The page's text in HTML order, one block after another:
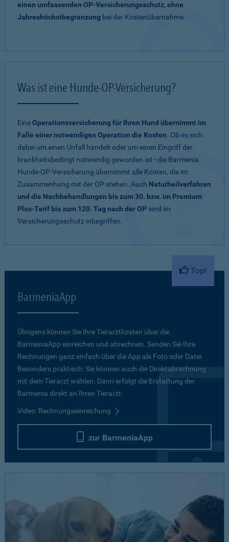
einen umfassenden OP-Versicherungsschutz, ohne
Jahreshöchstbegrenzung bei der Kostenübernahme.
Was ist eine Hunde-OP-Versicherung?
EineOperationsversicherung für Ihren Hund übernimmt im
Falle einer notwendigen Operation die Kosten. Ob es sich
dabei um einen Unfall handelt oder um einen Eingriff der
krankheitsbedingt notwendig geworden ist - die Barmenia
Hunde-OP-Versicherung übernimmt alle Kosten, die im
Zusammenhang mit der OP stehen. Auch Naturheilverfahren
und die Nachbehandlungen bis zum 30. bzw. im Premium
Plus-Tarif bis zum 120. Tag nach der OP sind im
Versicherungsschutz inbegriffen.
Top!
BarmeniaApp
Übrigens können Sie Ihre Tierarztkosten über die
BarmeniaApp einreichen und abrechnen. Senden Sie Ihre
Rechnungen ganz einfach über die App als Foto oder Datei.
Besonders praktisch: Sie können auch die Direktabrechnung
mit dem Tierarzt wählen. Dann erfolgt die Erstattung der
Barmenia direkt an Ihren Tierarzt.
Video: Rechnungseinreichung
zur BarmeniaApp